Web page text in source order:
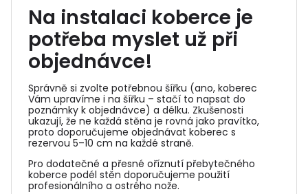
Na instalaci koberce je
potřeba myslet už při
objednávce!
Správně si zvolte potřebnou šířku (ano, koberec
Vám upravíme i na šířku – stačí to napsat do
poznámky k objednávce) a délku. Zkušenosti
ukazují, že ne každá stěna je rovná jako pravítko,
proto doporučujeme objednávat koberec s
rezervou 5–10 cm na každé straně.
Pro dodatečné a přesné oříznutí přebytečného
koberce podél stěn doporučujeme použití
profesionálního a ostrého nože.